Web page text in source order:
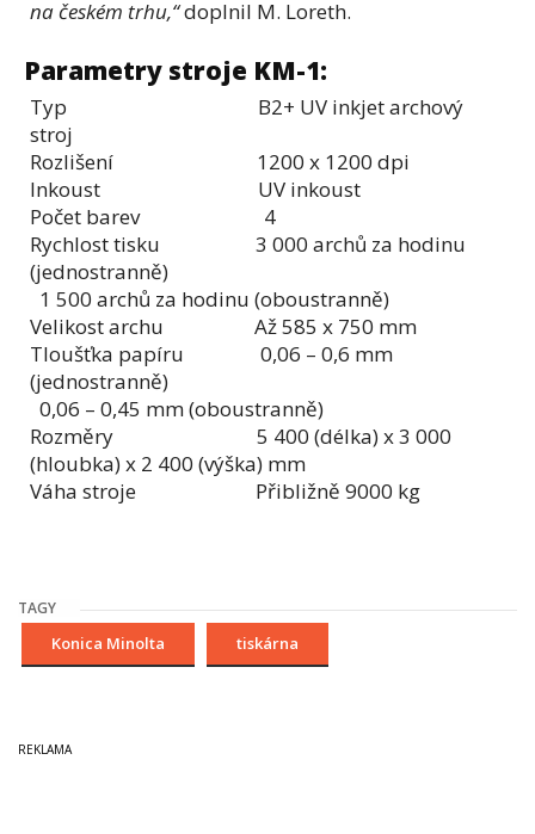
na českém trhu,“doplnil M. Loreth.
Parametry stroje KM-1:
Typ B2+ UV inkjet archový
stroj
Rozlišení 1200 x 1200 dpi
Inkoust UV inkoust
Počet barev 4
Rychlost tisku 3 000 archů za hodinu
(jednostranně)
1 500 archů za hodinu (oboustranně)
Velikost archu Až 585 x 750 mm
Tloušťka papíru 0,06 – 0,6 mm
(jednostranně)
0,06 – 0,45 mm (oboustranně)
Rozměry 5 400 (délka) x 3 000
(hloubka) x 2 400 (výška) mm
Váha stroje Přibližně 9000 kg
TAGY
Konica Minolta tiskárna